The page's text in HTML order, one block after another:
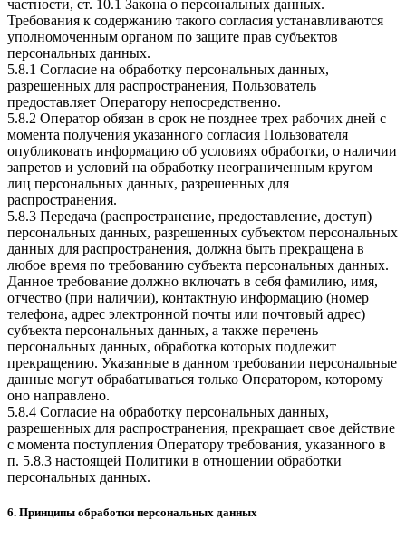
частности, ст. 10.1 Закона о персональных данных.
Требования к содержанию такого согласия устанавливаются
уполномоченным органом по защите прав субъектов
персональных данных.
5.8.1 Согласие на обработку персональных данных,
разрешенных для распространения, Пользователь
предоставляет Оператору непосредственно.
5.8.2 Оператор обязан в срок не позднее трех рабочих дней с
момента получения указанного согласия Пользователя
опубликовать информацию об условиях обработки, о наличии
запретов и условий на обработку неограниченным кругом
лиц персональных данных, разрешенных для
распространения.
5.8.3 Передача (распространение, предоставление, доступ)
персональных данных, разрешенных субъектом персональных
данных для распространения, должна быть прекращена в
любое время по требованию субъекта персональных данных.
Данное требование должно включать в себя фамилию, имя,
отчество (при наличии), контактную информацию (номер
телефона, адрес электронной почты или почтовый адрес)
субъекта персональных данных, а также перечень
персональных данных, обработка которых подлежит
прекращению. Указанные в данном требовании персональные
данные могут обрабатываться только Оператором, которому
оно направлено.
5.8.4 Согласие на обработку персональных данных,
разрешенных для распространения, прекращает свое действие
с момента поступления Оператору требования, указанного в
п. 5.8.3 настоящей Политики в отношении обработки
персональных данных.
6. Принципы обработки персональных данных